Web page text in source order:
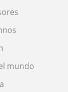
mundo